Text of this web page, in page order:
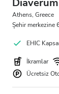
Athens, Greece
Şehir merkezine
EHIC
İkramlar
Ücretsiz